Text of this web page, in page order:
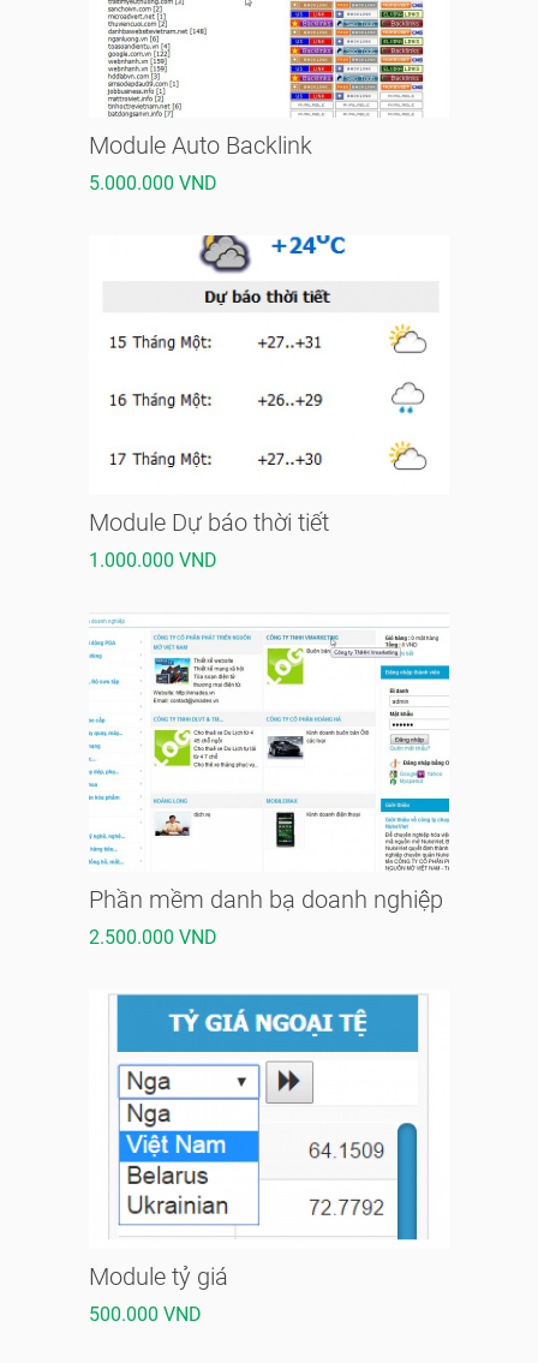
Module Auto Backlink
5.000.000 VND
Module Dự báo thời tiết
1.000.000 VND
Phần mềm danh bạ doanh nghiệp
2.500.000 VND
Module tỷ giá
500.000 VND